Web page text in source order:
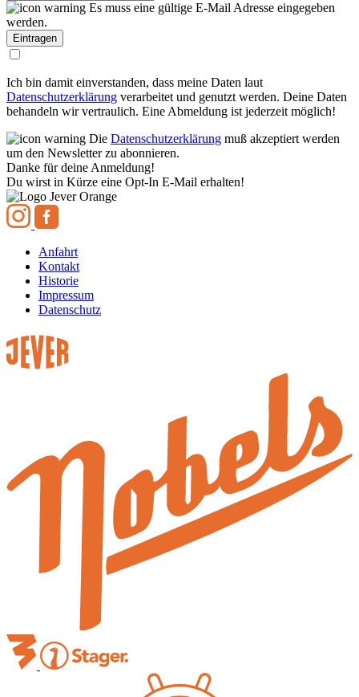
Es muss eine gültige E-Mail Adresse eingegeben
werden.
Ich bin damit einverstanden, dass meine Daten laut
Datenschutzerklärung verarbeitet und genutzt werden. Deine Daten
behandeln wir vertraulich. Eine Abmeldung ist jederzeit möglich!
Die Datenschutzerklärung muß akzeptiert werden
um den Newsletter zu abonnieren.
Danke für deine Anmeldung!
Du wirst in Kürze eine Opt-In E-Mail erhalten!
Anfahrt
Kontakt
Historie
Impressum
Datenschutz